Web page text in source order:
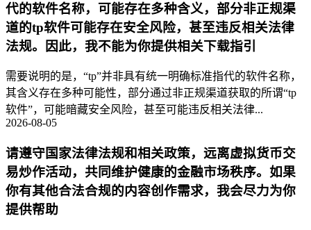
代的软件名称，可能存在多种含义，部分非正规渠
道的tp软件可能存在安全风险，甚至违反相关法律
法规。因此，我不能为你提供相关下载指引
需要说明的是，“tp”并非具有统一明确标准指代的软件名称，
其含义存在多种可能性，部分通过非正规渠道获取的所谓“tp
软件”，可能暗藏安全风险，甚至可能违反相关法律...
2026-08-05
请遵守国家法律法规和相关政策，远离虚拟货币交
易炒作活动，共同维护健康的金融市场秩序。如果
你有其他合法合规的内容创作需求，我会尽力为你
提供帮助